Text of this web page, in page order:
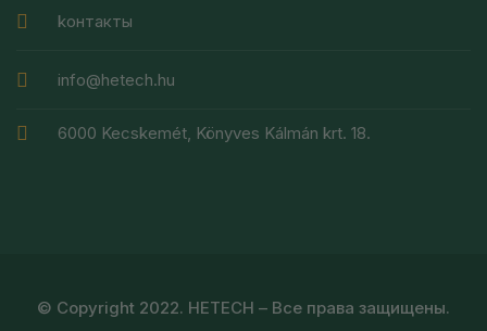
kонтакты
info@hetech.hu
6000 Kecskemét, Könyves Kálmán krt. 18.
© Copyright 2022. HETECH – Все права защищены.